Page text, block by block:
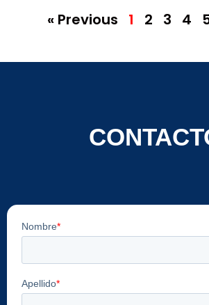
« Previous 1 2 3 4